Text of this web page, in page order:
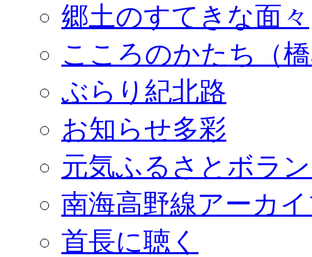
郷土のすてきな面々
こころのかたち（
ぶらり紀北路
お知らせ多彩
元気ふるさとボラ
南海高野線アーカ
首長に聴く